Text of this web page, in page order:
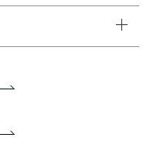
日をご指定いただいてい
グ）はメール便をご選択
いただいた場合でも宅配
します。日時指定をされ
"柔らかく・曲がりやす
や水垢等により、ストー